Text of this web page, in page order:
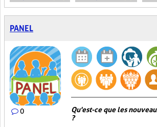
PANEL
0
Qu'est-ce que les
?